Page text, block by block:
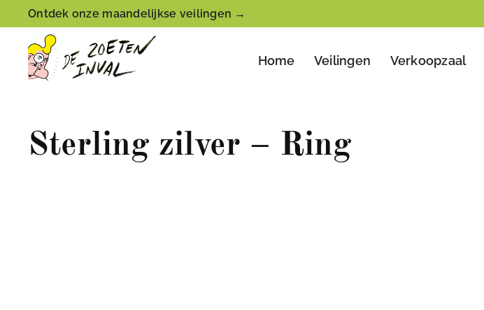
Ontdek onze maandelijkse veilingen →
Home Veilingen Verkoopzaal
Sterling zilver – Ring